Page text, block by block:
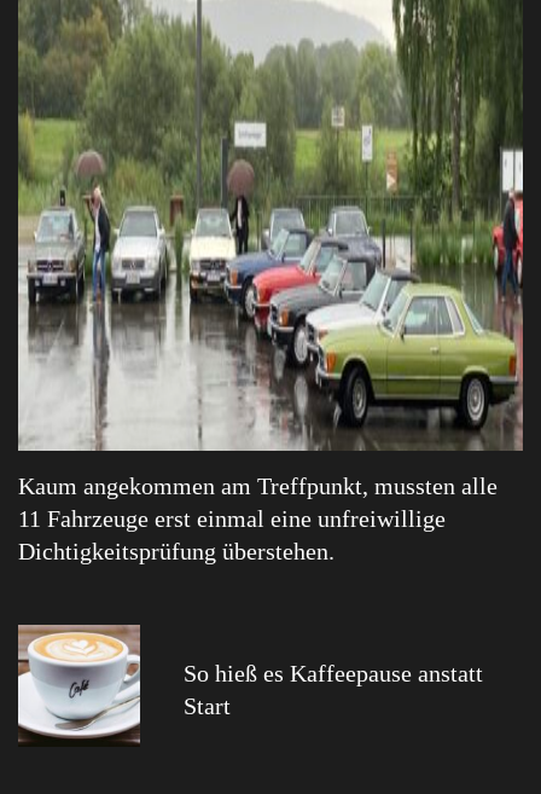
Kaum angekommen am Treffpunkt, mussten alle
11 Fahrzeuge erst einmal eine unfreiwillige
Dichtigkeitsprüfung überstehen.
So hieß es Kaffeepause anstatt
Start